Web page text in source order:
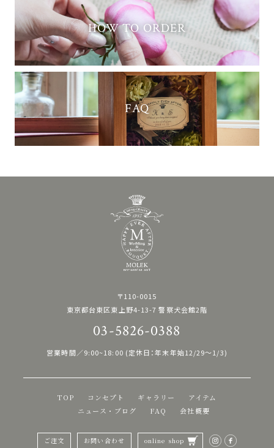
HOW TO ORDER
FAQ
TOP コンセプト ギャラリー
アイテム
ニュース・ブログ
FAQ 会社概要
ご注文 お問い合わせ online shop
〒110-0015
東京都台東区東上野4-13-7 警察犬会館2階
03-5826-0388
営業時間／9:00~18:00 (定休日：年末年始12/29〜1/3)